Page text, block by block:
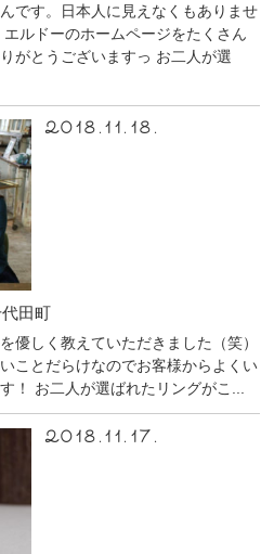
です。日本人に見えなくもありませ
ルドーのホームページをたくさん
がとうございますっ お二人が選
2018.11.18.
田町
優しく教えていただきました（笑）
ことだらけなのでお客様からよくい
！ お二人が選ばれたリングがこ...
2018.11.17.